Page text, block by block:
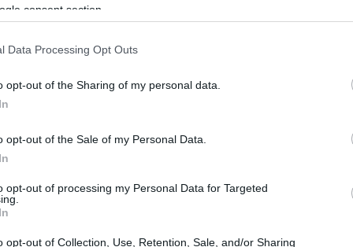
consent section.
Data Processing Opt Outs
opt-out of the Sharing of my personal data.
opt-out of the Sale of my Personal Data.
opt-out of processing my Personal Data for Targeted
opt-out of Collection, Use, Retention, Sale, and/or Sharing
αλλαγές που
Equity και των εξαγορών και
νέο μοντέλο δράσης που απαιτείται
διεθνή αγορά. Στο πλαίσιο
M&A κατά περίπου 40% το
του Private Equity, οι συμμετέχοντες
τον καταλυτικό ρόλο του
στρατηγικές εξόδου και τις
της συζήτησης ήταν ότι ο
για επιτυχείς εξαγορές